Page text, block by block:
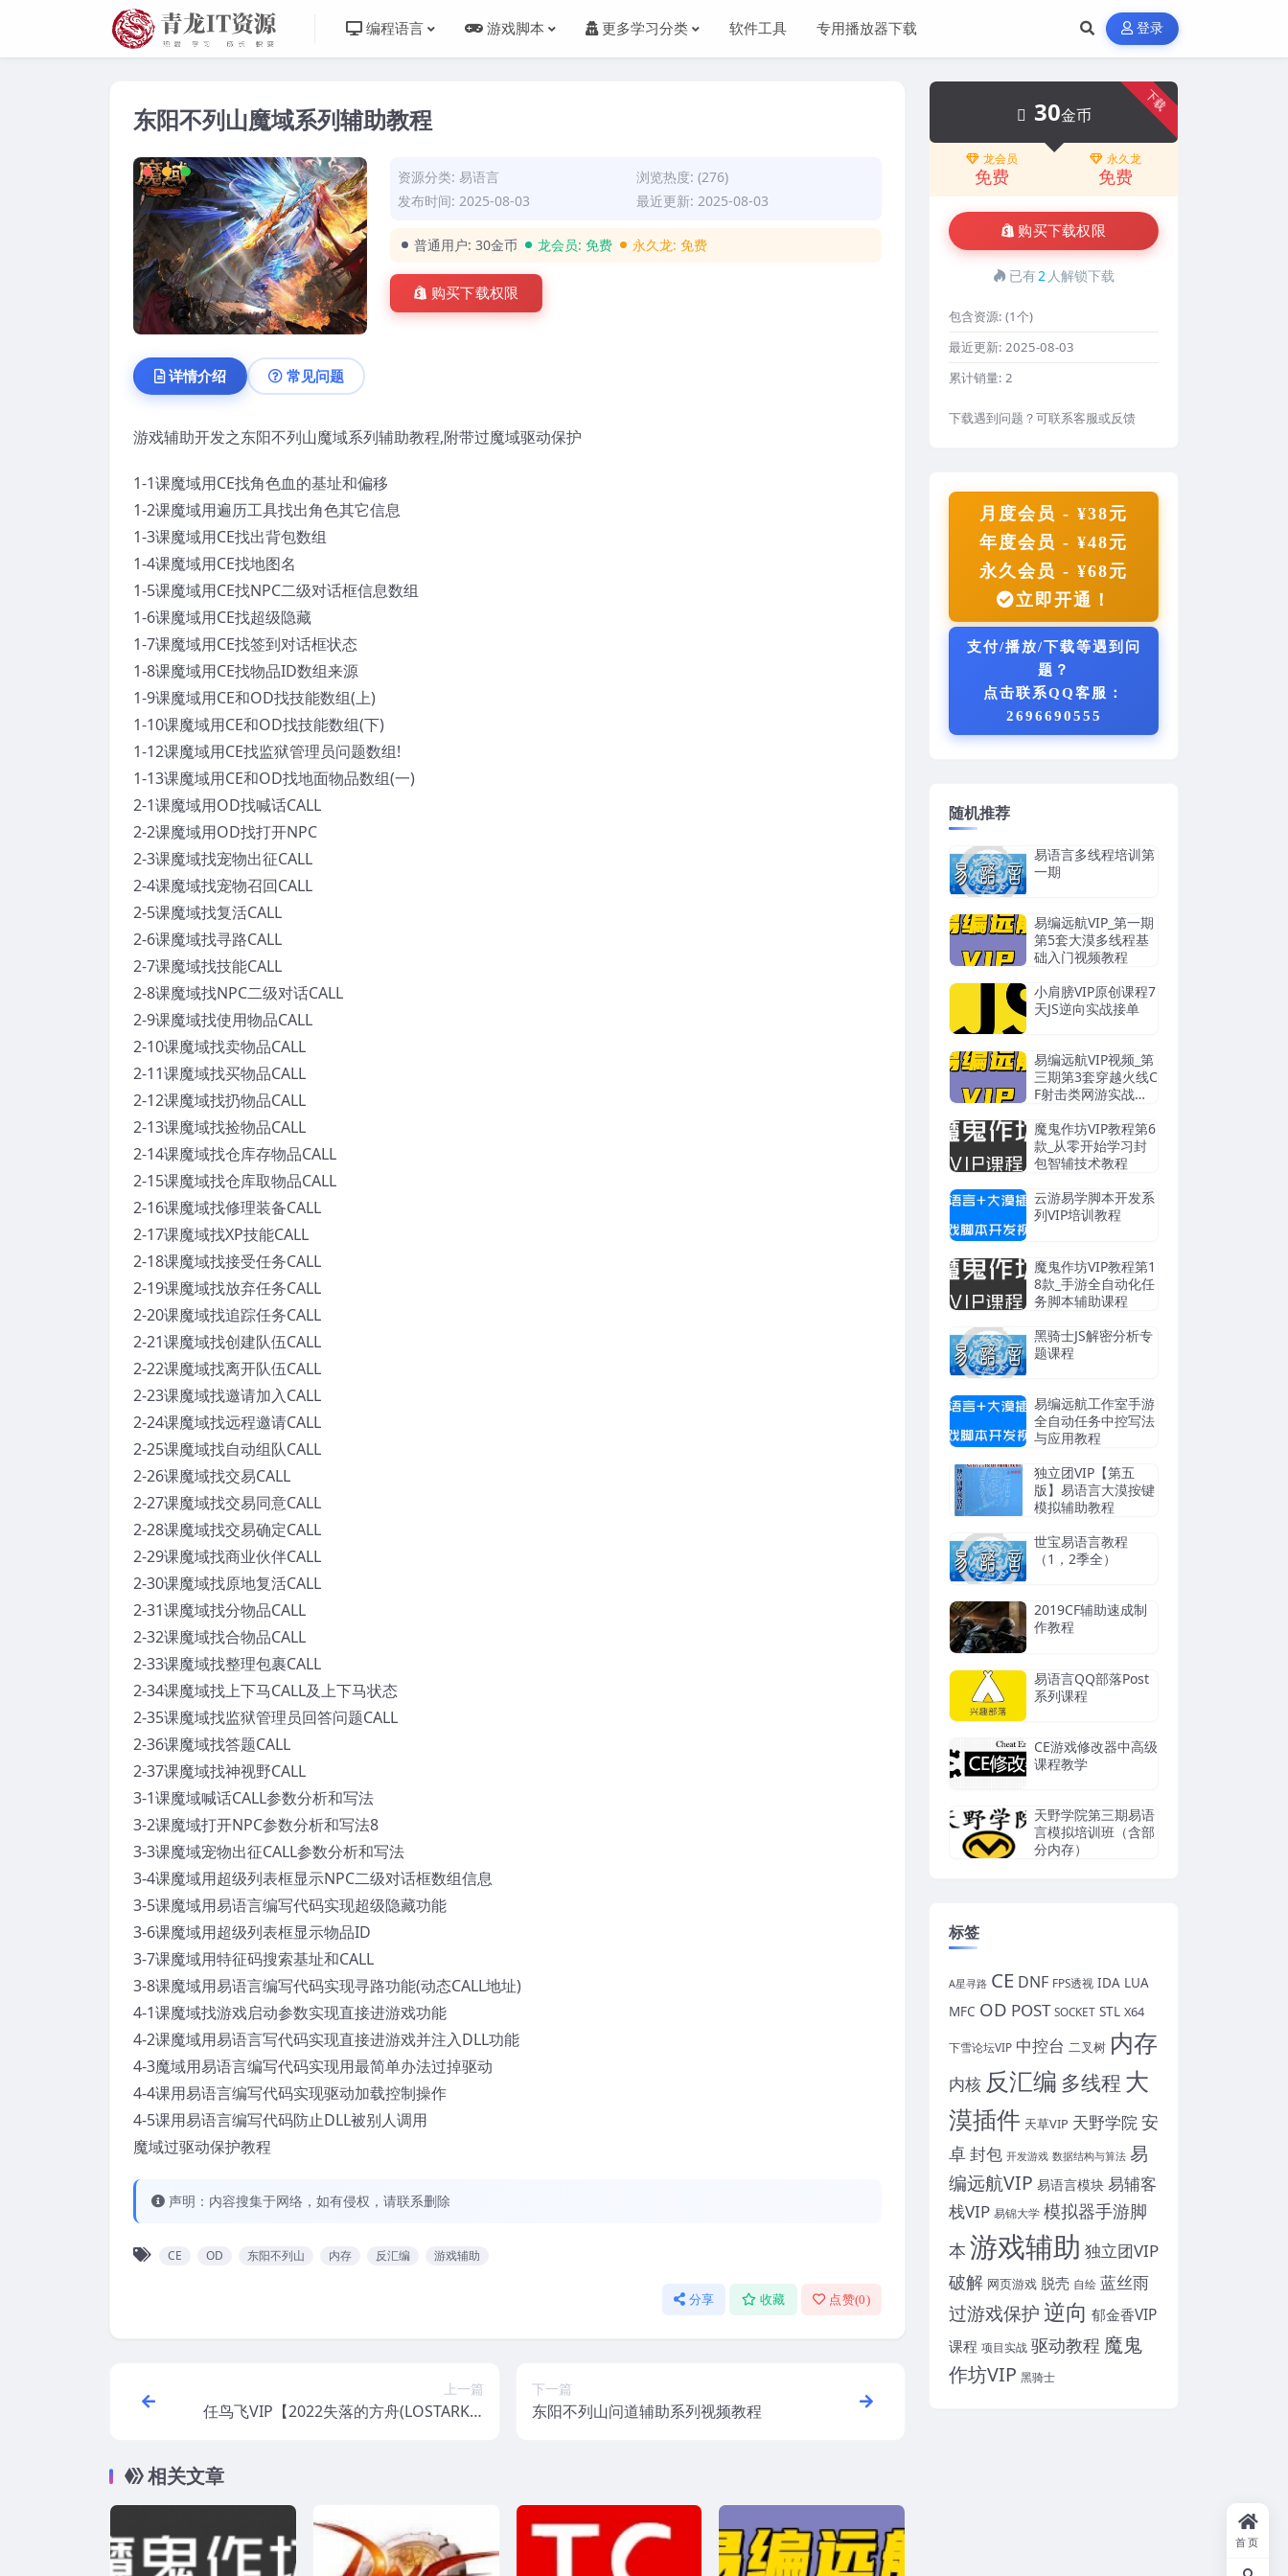
编程语言 游戏脚本 更多学习分类 软件工具 专用播放器下载 登录
东阳不列山魔域系列辅助教程
资源分类:易语言
浏览热度: (276)
发布时间: 2025-08-03
最近更新: 2025-08-03
普通用户:30金币 龙会员:免费 永久龙:免费
购买下载权限
详情介绍 常见问题
游戏辅助开发之东阳不列山魔域系列辅助教程,附带过魔域驱动保护
1-1课魔域用CE找角色血的基址和偏移
1-2课魔域用遍历工具找出角色其它信息
1-3课魔域用CE找出背包数组
1-4课魔域用CE找地图名
1-5课魔域用CE找NPC二级对话框信息数组
1-6课魔域用CE找超级隐藏
1-7课魔域用CE找签到对话框状态
1-8课魔域用CE找物品ID数组来源
1-9课魔域用CE和OD找技能数组(上)
1-10课魔域用CE和OD找技能数组(下)
1-12课魔域用CE找监狱管理员问题数组!
1-13课魔域用CE和OD找地面物品数组(一)
2-1课魔域用OD找喊话CALL
2-2课魔域用OD找打开NPC
2-3课魔域找宠物出征CALL
2-4课魔域找宠物召回CALL
2-5课魔域找复活CALL
2-6课魔域找寻路CALL
2-7课魔域找技能CALL
2-8课魔域找NPC二级对话CALL
2-9课魔域找使用物品CALL
2-10课魔域找卖物品CALL
2-11课魔域找买物品CALL
2-12课魔域找扔物品CALL
2-13课魔域找捡物品CALL
2-14课魔域找仓库存物品CALL
2-15课魔域找仓库取物品CALL
2-16课魔域找修理装备CALL
2-17课魔域找XP技能CALL
2-18课魔域找接受任务CALL
2-19课魔域找放弃任务CALL
2-20课魔域找追踪任务CALL
2-21课魔域找创建队伍CALL
2-22课魔域找离开队伍CALL
2-23课魔域找邀请加入CALL
2-24课魔域找远程邀请CALL
2-25课魔域找自动组队CALL
2-26课魔域找交易CALL
2-27课魔域找交易同意CALL
2-28课魔域找交易确定CALL
2-29课魔域找商业伙伴CALL
2-30课魔域找原地复活CALL
2-31课魔域找分物品CALL
2-32课魔域找合物品CALL
2-33课魔域找整理包裹CALL
2-34课魔域找上下马CALL及上下马状态
2-35课魔域找监狱管理员回答问题CALL
2-36课魔域找答题CALL
2-37课魔域找神视野CALL
3-1课魔域喊话CALL参数分析和写法
3-2课魔域打开NPC参数分析和写法8
3-3课魔域宠物出征CALL参数分析和写法
3-4课魔域用超级列表框显示NPC二级对话框数组信息
3-5课魔域用易语言编写代码实现超级隐藏功能
3-6课魔域用超级列表框显示物品ID
3-7课魔域用特征码搜索基址和CALL
3-8课魔域用易语言编写代码实现寻路功能(动态CALL地址)
4-1课魔域找游戏启动参数实现直接进游戏功能
4-2课魔域用易语言写代码实现直接进游戏并注入DLL功能
4-3魔域用易语言编写代码实现用最简单办法过掉驱动
4-4课用易语言编写代码实现驱动加载控制操作
4-5课用易语言编写代码防止DLL被别人调用
魔域过驱动保护教程
声明：内容搜集于网络，如有侵权，请联系删除
CE OD 东阳不列山 内存 反汇编 游戏辅助
分享 收藏 点赞(0)
上一篇
任鸟飞VIP【2022失落的方舟(LOSTARK)C
下一篇
东阳不列山问道辅助系列视频教程
相关文章
下载
30金币
龙会员
免费
永久龙
免费
购买下载权限
已有2 人解锁下载
包含资源: (1个)
最近更新: 2025-08-03
累计销量: 2
下载遇到问题？可联系客服或反馈
月度会员 - ¥38元
年度会员 - ¥48元
永久会员 - ¥68元
立即开通！
支付/播放/下载等遇到问
题？
点击联系QQ客服：
2696690555
随机推荐
易语言多线程培训第
一期
易编远航VIP_第一期
第5套大漠多线程基
础入门视频教程
小肩膀VIP原创课程7
天JS逆向实战接单
易编远航VIP视频_第
三期第3套穿越火线C
F射击类网游实战辅
魔鬼作坊VIP教程第6
款_从零开始学习封
包智辅技术教程
云游易学脚本开发系
列VIP培训教程
魔鬼作坊VIP教程第1
8款_手游全自动化任
务脚本辅助课程
黑骑士JS解密分析专
题课程
易编远航工作室手游
全自动任务中控写法
与应用教程
独立团VIP【第五
版】易语言大漠按键
模拟辅助教程
世宝易语言教程
（1，2季全）
2019CF辅助速成制
作教程
易语言QQ部落Post
系列课程
CE游戏修改器中高级
课程教学
天野学院第三期易语
言模拟培训班（含部
分内存）
标签
A星寻路 CE DNF FPS透视 IDA LUA
MFC OD POST SOCKET STL X64
下雪论坛VIP 中控台 二叉树 内存
内核 反汇编 多线程 大
漠插件 天草VIP 天野学院安
卓封包 开发游戏 数据结构与算法 易
编远航VIP 易语言模块 易辅客
栈VIP 易锦大学 模拟器手游脚
本 游戏辅助 独立团VIP
破解 网页游戏 脱壳 自绘 蓝丝雨
过游戏保护逆向 郁金香VIP
课程 项目实战 驱动教程 魔鬼
作坊VIP 黑骑士
首页